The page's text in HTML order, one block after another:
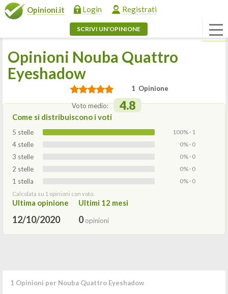
Opinioni.it Login Registrati
SCRIVI UN'OPINIONE
Opinioni Nouba Quattro
Eyeshadow
1 Opinione
Voto medio: 4.8
Come si distribuiscono i voti
5 stelle 100% · 1
4 stelle 0% · 0
3 stelle 0% · 0
2 stelle 0% · 0
1 stella 0% · 0
Calcolata su 1 opinioni con voto.
Ultima opinione
12/10/2020
Ultimi 12 mesi
0opinioni
1 Opinioni per Nouba Quattro Eyeshadow